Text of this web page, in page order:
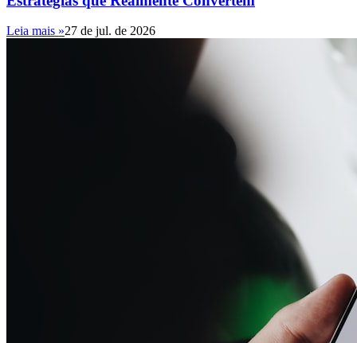
Leia mais »27 de jul. de 2026